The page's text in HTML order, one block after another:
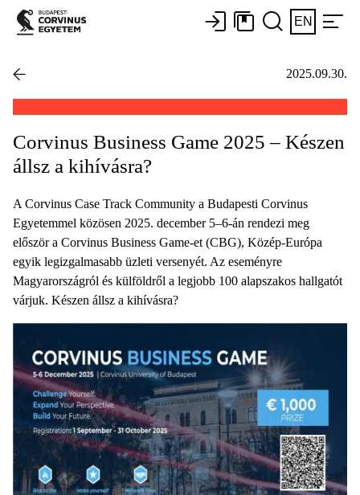
EN
2025.09.30.
Corvinus Business Game 2025 – Készen
állsz a kihívásra?
A Corvinus Case Track Community a Budapesti Corvinus
Egyetemmel közösen 2025. december 5–6-án rendezi meg
először a Corvinus Business Game-et (CBG), Közép-Európa
egyik legizgalmasabb üzleti versenyét. Az eseményre
Magyarországról és külföldről a legjobb 100 alapszakos hallgatót
várjuk. Készen állsz a kihívásra?